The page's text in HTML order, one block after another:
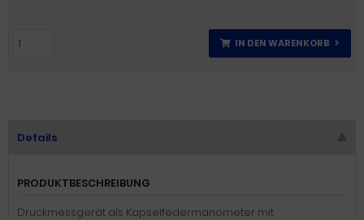
IN DEN WARENKORB
Details
PRODUKTBESCHREIBUNG
Druckmessgerät als Kapselfedermanometer mit